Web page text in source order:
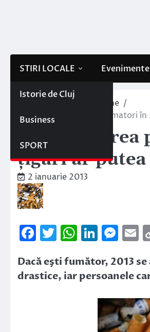
STIRI LOCALE
Istorie de Cluj
Business
SPORT
Evenimente
Interne/Externe
Lovitura grea pentru fumatori în
Lovitura grea
ţigări ar putea
2 ianuarie 2013
Facebook
Twitter
Dacă eşti fumător, 2013
drastice, iar persoanele